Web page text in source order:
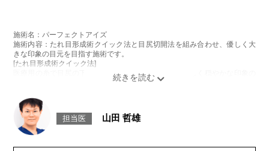
施術名：パーフェクトアイズ
施術内容：たれ目形成術クイック法と目尻切開法を組み合わせ、優しく大
きな印象の目元を目指す施術です。
[たれ目形成術クイック法]
医療用の糸で目尻の下側を軽く引き下げることで、優しく穏やかな印象の
目尻の皮膚を一部取り除くことで、隠れていた白目の部分が見えるように
なり、目の横幅を大きく見せる施術です。
施術時間：約30分程
抜糸：切開範囲により5～7日後にご来院して頂く場合がございます。
担当医 山田 哲雄